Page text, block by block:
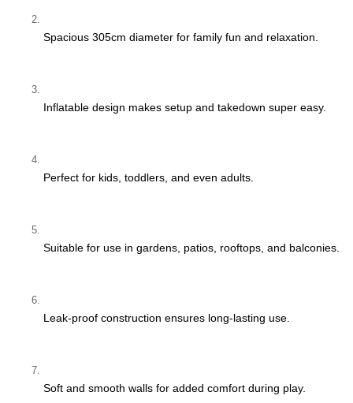
Spacious 305cm diameter for family fun and relaxation.
Inflatable design makes setup and takedown super easy.
Perfect for kids, toddlers, and even adults.
Suitable for use in gardens, patios, rooftops, and balconies.
Leak-proof construction ensures long-lasting use.
Soft and smooth walls for added comfort during play.